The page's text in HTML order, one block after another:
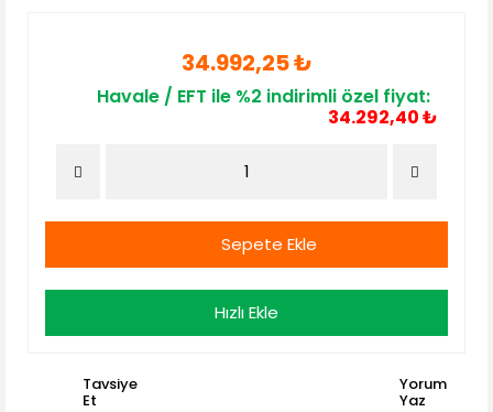
34.992,25 ₺
Havale / EFT ile %2 indirimli özel fiyat:
34.292,40 ₺
Sepete Ekle
Hızlı Ekle
Tavsiye
Et
Yorum
Yaz